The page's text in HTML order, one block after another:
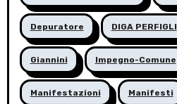
Depuratore DIGA PERFIGLI
Giannini Impegno-Comune
Manifestazioni Manifesti